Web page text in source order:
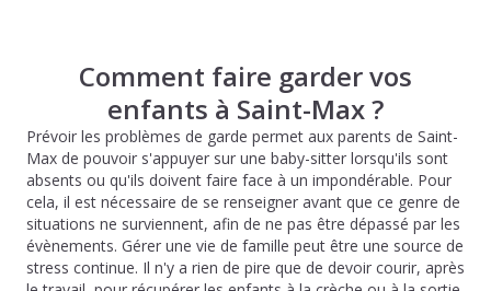
Comment faire garder vos
enfants à Saint-Max ?
Prévoir les problèmes de garde permet aux parents de Saint-
Max de pouvoir s'appuyer sur une baby-sitter lorsqu'ils sont
absents ou qu'ils doivent faire face à un impondérable. Pour
cela, il est nécessaire de se renseigner avant que ce genre de
situations ne surviennent, afin de ne pas être dépassé par les
évènements. Gérer une vie de famille peut être une source de
stress continue. Il n'y a rien de pire que de devoir courir, après